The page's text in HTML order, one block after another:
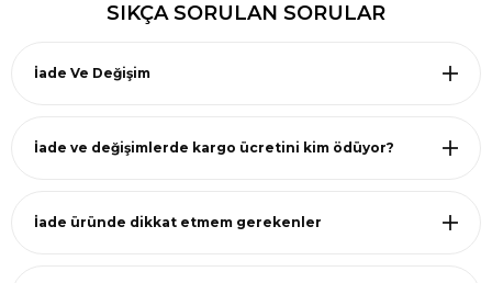
SIKÇA SORULAN SORULAR
İade Ve Değişim
İade ve değişimlerde kargo ücretini kim ödüyor?
İade üründe dikkat etmem gerekenler